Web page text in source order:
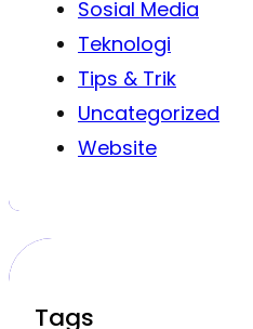
Sosial Media
Teknologi
Tips & Trik
Uncategorized
Website
Tags